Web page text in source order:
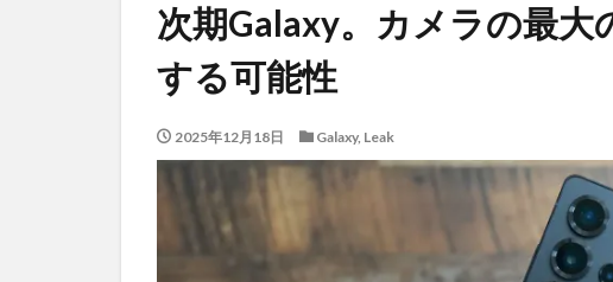
次期Galaxy。カメラの最大
する可能性
2025年12月18日 Galaxy, Leak